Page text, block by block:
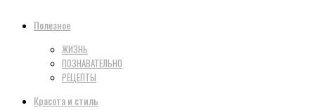
Полезное
ЖИЗНЬ
ПОЗНАВАТЕЛЬНО
РЕЦЕПТЫ
Красота и стиль